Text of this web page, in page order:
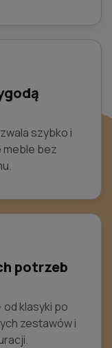
szybko i
meble bez
potrzeb
klasyki po
zestawów i